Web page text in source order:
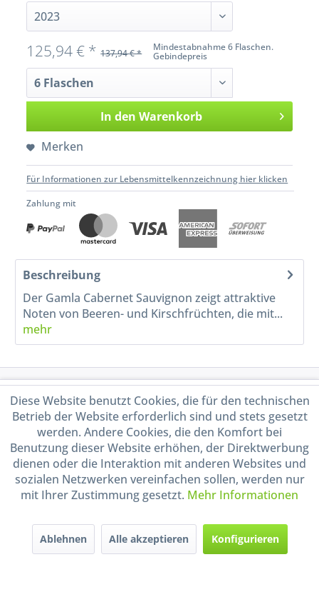
Mindestabnahme 6 Flaschen.
Gebindepreis
125,94 € * 137,94 € *
In den Warenkorb
Merken
Für Informationen zur Lebensmittelkennzeichnung hier klicken
Zahlung mit
Beschreibung
Der Gamla Cabernet Sauvignon zeigt attraktive
Noten von Beeren- und Kirschfrüchten, die mit...
mehr
Service Hotline
Shop Service
Informationen
Handel mit BIO-Weinen
durch DE-ÖKO-009
Diese Website benutzt Cookies, die für den technischen
Betrieb der Website erforderlich sind und stets gesetzt
werden. Andere Cookies, die den Komfort bei
Benutzung dieser Website erhöhen, der Direktwerbung
dienen oder die Interaktion mit anderen Websites und
sozialen Netzwerken vereinfachen sollen, werden nur
mit Ihrer Zustimmung gesetzt. Mehr Informationen
Ablehnen Alle akzeptieren Konfigurieren